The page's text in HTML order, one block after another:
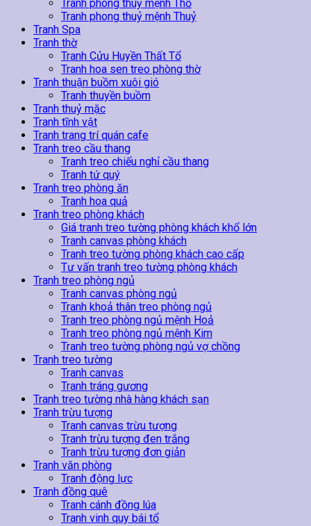
Tranh phong thuỷ mệnh Thổ
Tranh phong thuỷ mệnh Thuỷ
Tranh Spa
Tranh thờ
Tranh Cửu Huyền Thất Tổ
Tranh hoa sen treo phòng thờ
Tranh thuận buồm xuôi gió
Tranh thuyền buồm
Tranh thuỷ mặc
Tranh tĩnh vật
Tranh trang trí quán cafe
Tranh treo cầu thang
Tranh treo chiếu nghỉ cầu thang
Tranh tứ quý
Tranh treo phòng ăn
Tranh hoa quả
Tranh treo phòng khách
Giá tranh treo tường phòng khách khổ lớn
Tranh canvas phòng khách
Tranh treo tường phòng khách cao cấp
Tư vấn tranh treo tường phòng khách
Tranh treo phòng ngủ
Tranh canvas phòng ngủ
Tranh khoả thân treo phòng ngủ
Tranh treo phòng ngủ mệnh Hoả
Tranh treo phòng ngủ mệnh Kim
Tranh treo tường phòng ngủ vợ chồng
Tranh treo tường
Tranh canvas
Tranh tráng gương
Tranh treo tường nhà hàng khách sạn
Tranh trừu tượng
Tranh canvas trừu tượng
Tranh trừu tượng đen trắng
Tranh trừu tượng đơn giản
Tranh văn phòng
Tranh động lực
Tranh đồng quê
Tranh cánh đồng lúa
Tranh vinh quy bái tổ